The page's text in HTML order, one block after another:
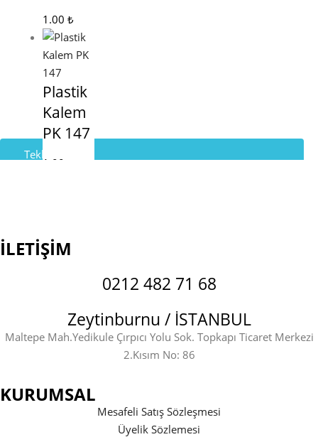
1.00 ₺
Plastik
Kalem
PK 147
1.00
Teklif İste
İLETİŞİM
0212 482 71 68
Zeytinburnu / İSTANBUL
Maltepe Mah.Yedikule Çırpıcı Yolu Sok. Topkapı Ticaret Merkezi
2.Kısım No: 86
KURUMSAL
Mesafeli Satış Sözleşmesi
Üyelik Sözlemesi